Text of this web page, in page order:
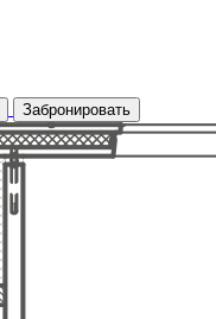
Забронировать